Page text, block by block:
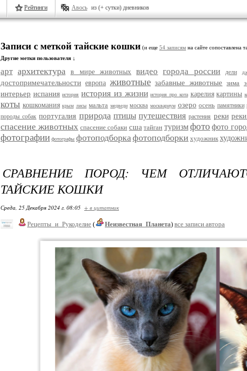
Рейтинги Авось из (+ сутки) дневников
Записи с меткой тайские кошки (и еще 54 записям на сайте сопоставлена
Другие метки пользователя ↓
арт архитектура в мире животных видео города россии дели
достопримечательности европа животные забавные животные зима
интерьер испания история история из жизни история про кота карелия картины
коты кошкомания крым лисы мальта медведи москва москвариум озеро осень памятники
породы собак португалия природа птицы путешествия растения реки
спасение животных спасение собаки сша тайган туризм фото фото
фотографии фотографы фотоподборкафотоподборки художник
СРАВНЕНИЕ ПОРОД: ЧЕМ
ТАЙСКИЕ КОШКИ
Среда, 25 Декабря 2024 г. 08:05 + в цитатник
Рецепты_и_Рукоделие ( Неизвестная_Планета) все записи автора